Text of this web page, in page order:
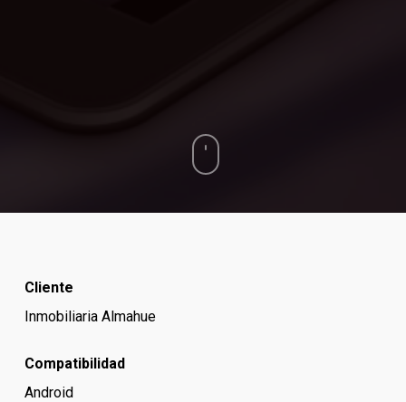
Cliente
Inmobiliaria Almahue
Compatibilidad
Android